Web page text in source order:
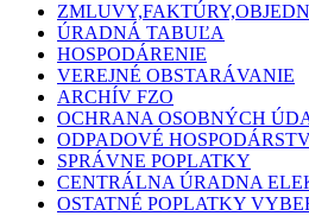
ÚRADNÁ TABUĽA
HOSPODÁRENIE
VEREJNÉ OBSTARÁVANIE
ARCHÍV FZO
OCHRANA OSOBNÝCH
ODPADOVÉ
SPRÁVNE POPLATKY
CENTRÁLNA ÚRADNA
OSTATNÉ POPLATKY